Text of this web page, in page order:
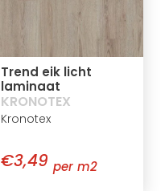
Trend eik licht
laminaat
KRONOTEX
Kronotex
€3,49 per m2